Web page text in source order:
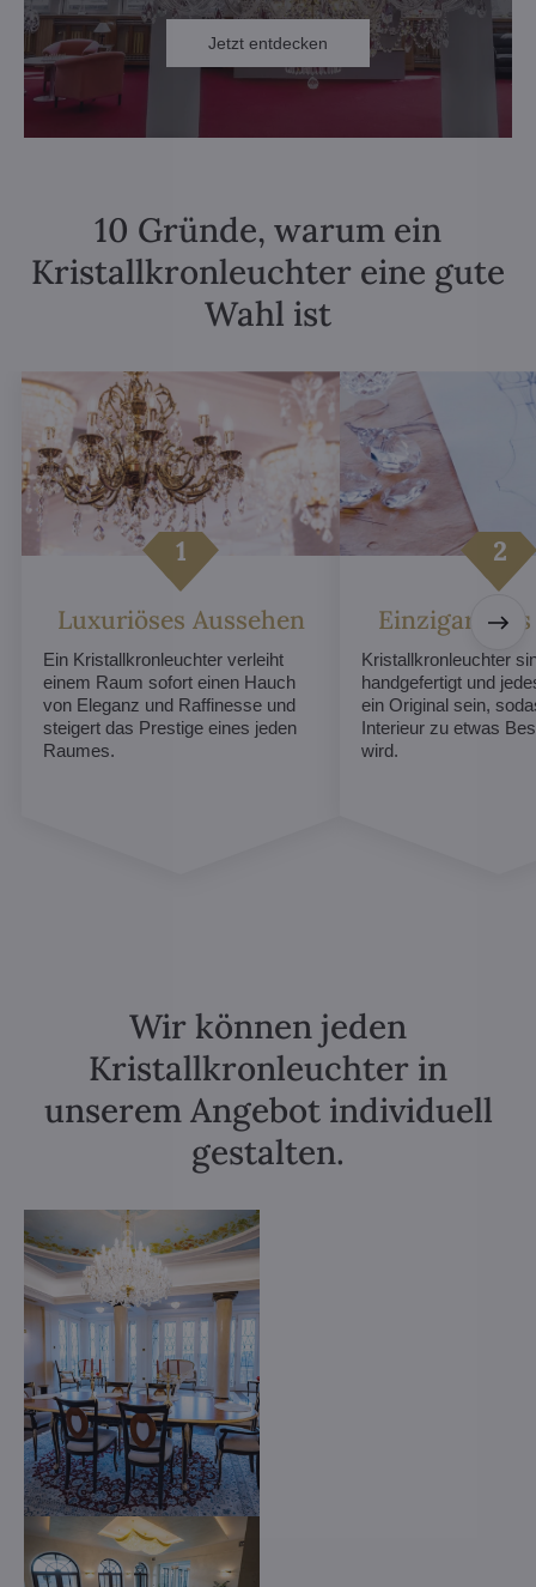
Jetzt entdecken
10 Gründe, warum ein
Kristallkronleuchter eine gute
Wahl ist
Luxuriöses Aussehen
Ein Kristallkronleuchter verleiht
einem Raum sofort einen Hauch
von Eleganz und Raffinesse und
steigert das Prestige eines jeden
Raumes.
Kristallkronleuchter
handgefertigt und
ein Original sein,
Interieur zu etwas
wird.
Wir können jeden
Kristallkronleuchter in
unserem Angebot individuell
gestalten.